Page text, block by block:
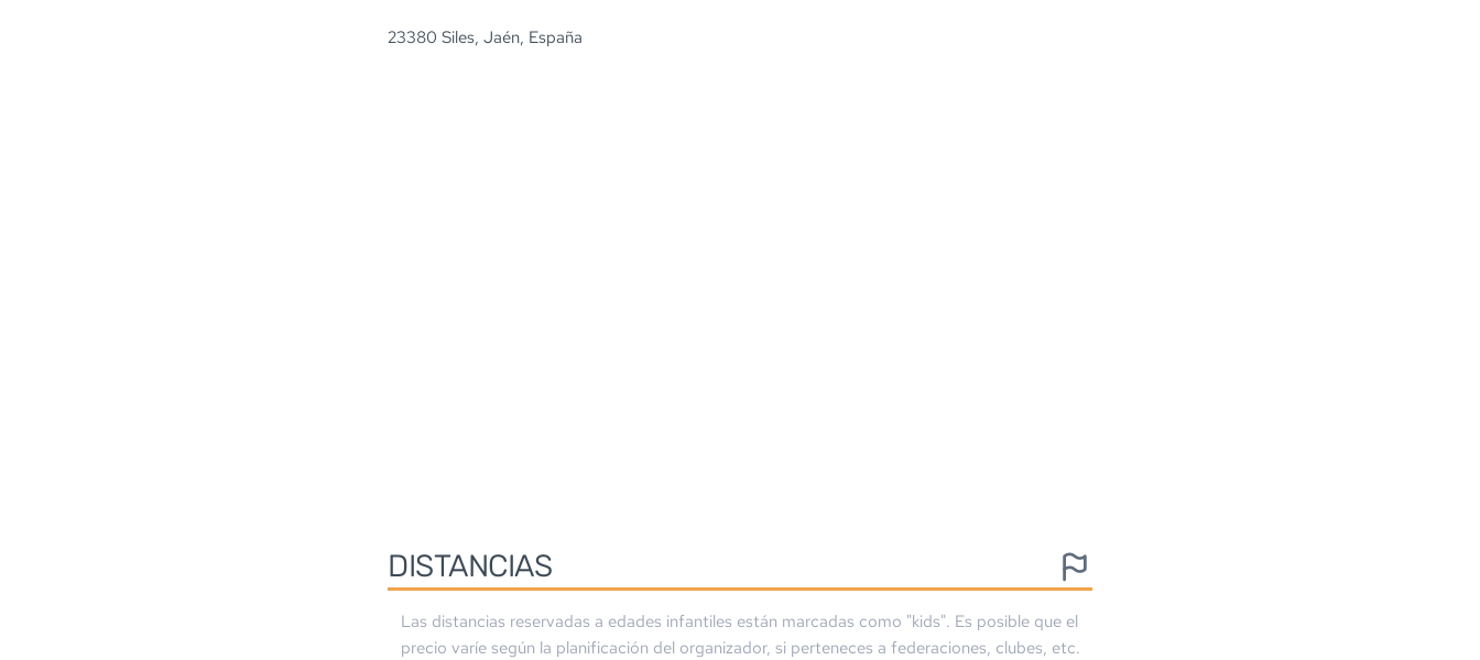
23380 Siles, Jaén, España
DISTANCIAS
Las distancias reservadas a edades infantiles están marcadas como "kids". Es posible que el
precio varíe según la planificación del organizador, si perteneces a federaciones, clubes, etc.